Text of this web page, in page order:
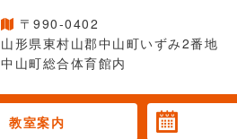
〒990-0402
山形県東村山郡中山町いずみ2番地
中山町総合体育館内
教室案内